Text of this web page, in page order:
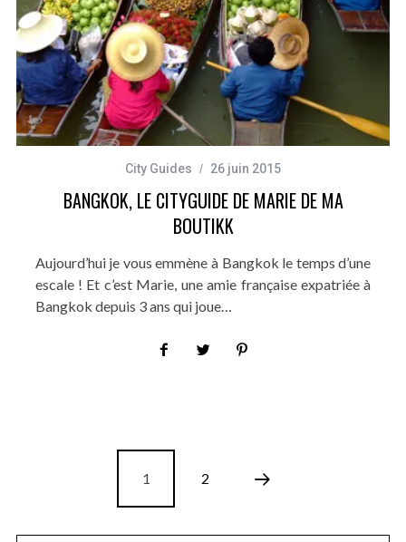
City Guides 26 juin 2015
BANGKOK, LE CITYGUIDE DE MARIE DE MA
BOUTIKK
Aujourd’hui je vous emmène à Bangkok le temps d’une
escale ! Et c’est Marie, une amie française expatriée à
Bangkok depuis 3 ans qui joue…
1 2